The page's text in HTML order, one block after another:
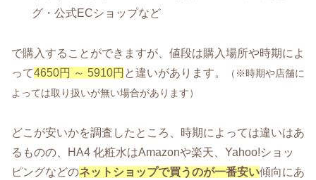
グ・公式ECショップなど
で購入することができますが、値段は購入場所や時期によ
って4650円 ～ 5910円 と違いがあります。
（※時期や店舗に
よっては取り扱いが無い場合があります）
どこが安いかを調査したところ、時期によっては違いはあ
るものの、HA4 化粧水はAmazonや楽天、Yahoo!ショッ
ピングなどのネットショップで買うのが一番安い傾向にあ